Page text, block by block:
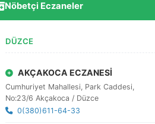
Nöbetçi Eczaneler
DÜZCE
AKÇAKOCA ECZANESİ
Cumhuriyet Mahallesi, Park Caddesi,
No:23/6 Akçakoca / Düzce
0(380)611-64-33